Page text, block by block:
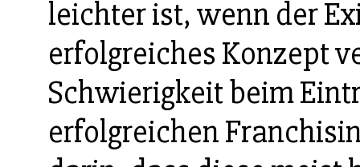
leichter ist, wenn der
erfolgreiches Konzept
Schwierigkeit beim
erfolgreichen